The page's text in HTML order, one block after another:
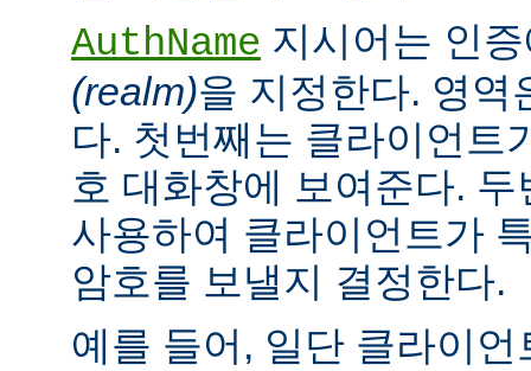
AuthName 지시어는 인
(realm)을 지정한다. 영역
다. 첫번째는 클라이언트
호 대화창에 보여준다.
사용하여 클라이언트가
암호를 보낼지 결정한다.
예를 들어, 일단 클라이